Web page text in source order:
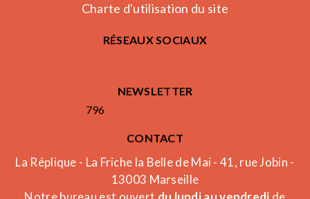
Charte d'utilisation du site
RÉSEAUX SOCIAUX
NEWSLETTER
796
CONTACT
La Réplique - La Friche la Belle de Mai - 41, rue Jobin -
13003 Marseille